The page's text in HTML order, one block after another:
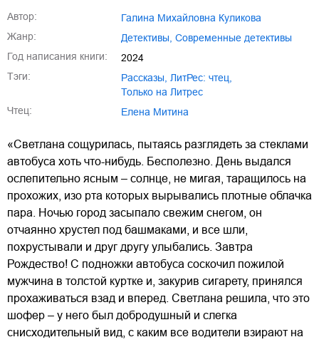
14:00
Автор:
Галина Михайловна Куликова
Жанр:
детективы
современные детективы
Год написания книги:
2024
Тэги:
рассказы ЛитРес: чтец
только на Литрес
Чтец:
Елена Митина
«Светлана сощурилась, пытаясь разглядеть за стеклами
автобуса хоть что-нибудь. Бесполезно. День выдался
ослепительно ясным – солнце, не мигая, таращилось на
прохожих, изо рта которых вырывались плотные облачка
пара. Ночью город засыпало свежим снегом, он
отчаянно хрустел под башмаками, и все шли,
похрустывали и друг другу улыбались. Завтра
Рождество! С подножки автобуса соскочил пожилой
мужчина в толстой куртке и, закурив сигарету, принялся
прохаживаться взад и вперед. Светлана решила, что это
шофер – у него был добродушный и слегка
снисходительный вид, с каким все водители взирают на